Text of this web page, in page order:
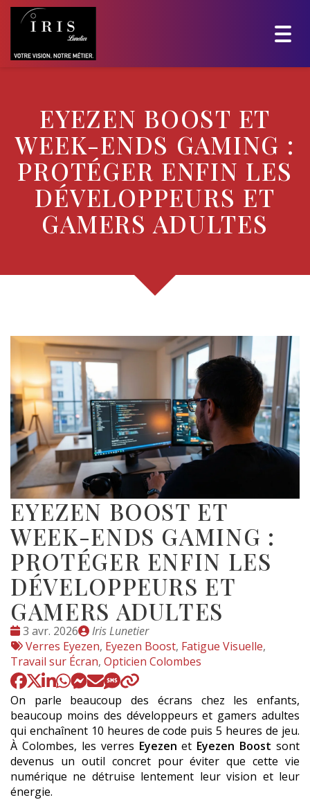
EYEZEN BOOST ET
WEEK-ENDS GAMING :
PROTÉGER ENFIN LES
DÉVELOPPEURS ET
GAMERS ADULTES
EYEZEN BOOST ET
WEEK-ENDS GAMING :
PROTÉGER ENFIN LES
DÉVELOPPEURS ET
GAMERS ADULTES
Date
:
3 avr. 2026
Publié
par
Iris Lunetier
Tags
:
Verres Eyezen, Eyezen Boost, Fatigue Visuelle,
Travail sur Écran, Opticien Colombes
On parle beaucoup des écrans chez les enfants,
beaucoup moins des développeurs et gamers adultes
qui enchaînent 10 heures de code puis 5 heures de jeu.
À Colombes, les verres Eyezen et Eyezen Boost sont
devenus un outil concret pour éviter que cette vie
numérique ne détruise lentement leur vision et leur
énergie.